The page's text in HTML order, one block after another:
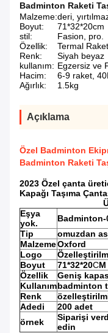
Badminton Raketi
Malzeme:deri,
Boyut:
71*32*20cm
stil:
Fasion, pro.
Özellik:
Termal
Renk:
Siyah beyaz
kullanım: Egzersiz ve
Hacim:
6-9 raket,
Ağırlık:
1.5kg
Açıklama
Özel Badminton
Badminton Raketi
2023 Özel çanta
Kapağı Taşıma
Eşya
yok.
Badminton-
Tip
omuzdan
MalzemeOxford
Logo
Boyut
71*32*20CM
Özellik
Geniş
Kullanımbadminton
Renk
Adedi
200 adet
örnek
Siparişi
edin